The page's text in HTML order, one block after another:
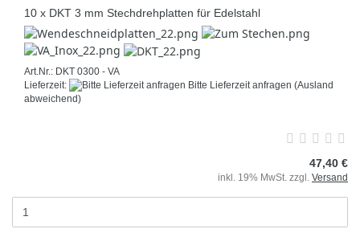
10 x DKT 3 mm Stechdrehplatten für Edelstahl
Art.Nr.: DKT 0300 - VA
Lieferzeit:
Bitte Lieferzeit anfragen (Ausland
abweichend)
47,40 €
inkl. 19% MwSt. zzgl. Versand